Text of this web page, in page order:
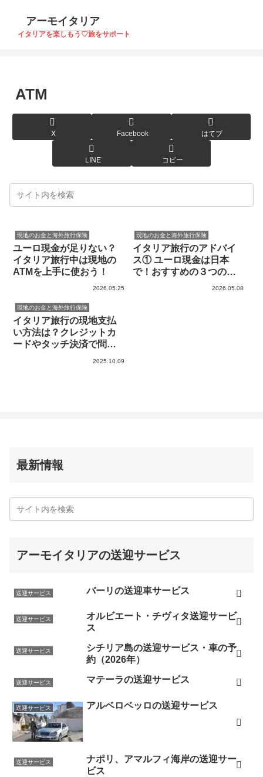
アーモイタリア
イタリアを楽しもう♡旅をサポート
ATM
X Facebook はてブ
LINE コピー
現地のお金と海外旅行保険
ユーロ現金が足りない？
イタリア旅行中は現地の
ATMを上手に使おう！
2026.05.25
現地のお金と海外旅行保険
イタリア旅行のアドバイ
ス① ユーロ現金は日本
で！おすすめの３つの両
2026.05.08
現地のお金と海外旅行保険
イタリア旅行の現地支払
い方法は？クレジットカ
ードやタッチ決済で問題
2025.10.09
最新情報
アーモイタリアの送迎サービス
送迎サービス バーリの送迎車サービス
送迎サービス
オルビエート・チヴィタ送迎サービ
ス
送迎サービス
シチリア島の送迎サービス・車の予
約（2026年）
送迎サービス マテーラの送迎サービス
送迎サービス アルベロベッロの送迎サービス
送迎サービス
ナポリ、アマルフィ海岸の送迎サー
ビス